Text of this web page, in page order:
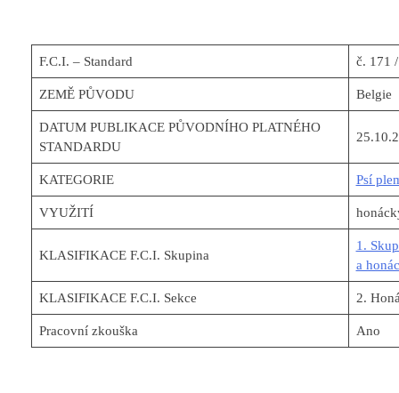
F.C.I. – Standard č. 171
ZEMĚ PŮVODU Belgie
DATUM PUBLIKACE PŮVODNÍHO PLATNÉHO
STANDARDU
KATEGORIE Psí
VYUŽITÍ
KLASIFIKACE F.C.I. Skupina
1.
a
KLASIFIKACE F.C.I. Sekce 2.
Pracovní zkouška Ano